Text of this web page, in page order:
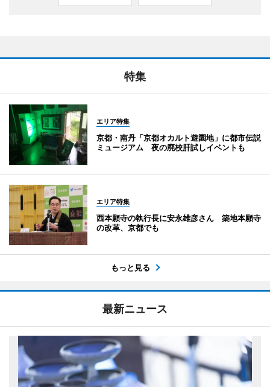
特集
エリア特集
京都・南丹「京都オカルト遊園地」に都市伝説
ミュージアム 夜の廃校肝試しイベントも
エリア特集
西本願寺の執行長に安永雄彦さん 築地本願寺
の改革、京都でも
もっと見る
最新ニュース